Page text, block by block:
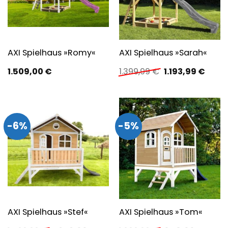
AXI Spielhaus »Romy«
1.509,00 €
AXI Spielhaus »Sarah«
1.399,99€ Ursprünglicher
1.399,99 €
1.193,99 €
-6%
AXI Spielhaus »Stef«
-5%
AXI Spielhaus »Tom«